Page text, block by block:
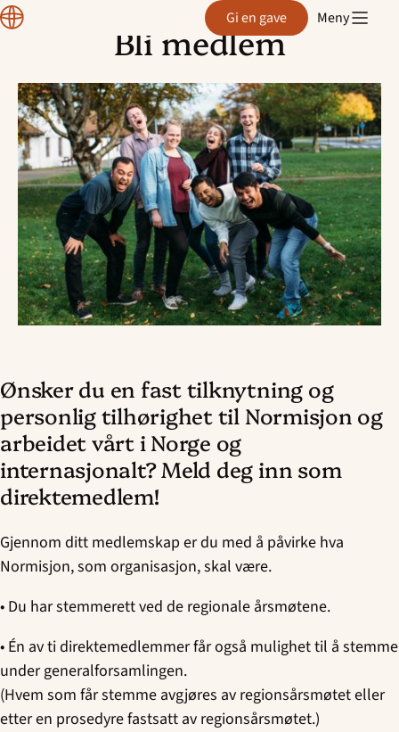
innhold
Normisjon Gi en gave Meny
Bli medlem
Ønsker du en fast tilknytning og
personlig tilhørighet til Normisjon og
arbeidet vårt i Norge og
internasjonalt? Meld deg inn som
direktemedlem!
Gjennom ditt medlemskap er du med å påvirke hva
Normisjon, som organisasjon, skal være.
• Du har stemmerett ved de regionale årsmøtene.
• Én av ti direktemedlemmer får også mulighet til å stemme
under generalforsamlingen.
(Hvem som får stemme avgjøres av regionsårsmøtet eller
etter en prosedyre fastsatt av regionsårsmøtet.)